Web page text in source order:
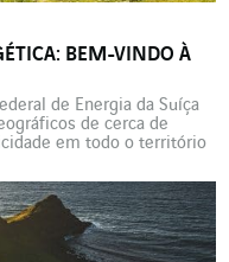
BEM-VINDO À
de Energia da Suíça
de cerca de
em todo o território
da transição
[…]